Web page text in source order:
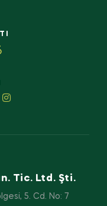
Tic. Ltd. Şti.
5. Cd. No: 7